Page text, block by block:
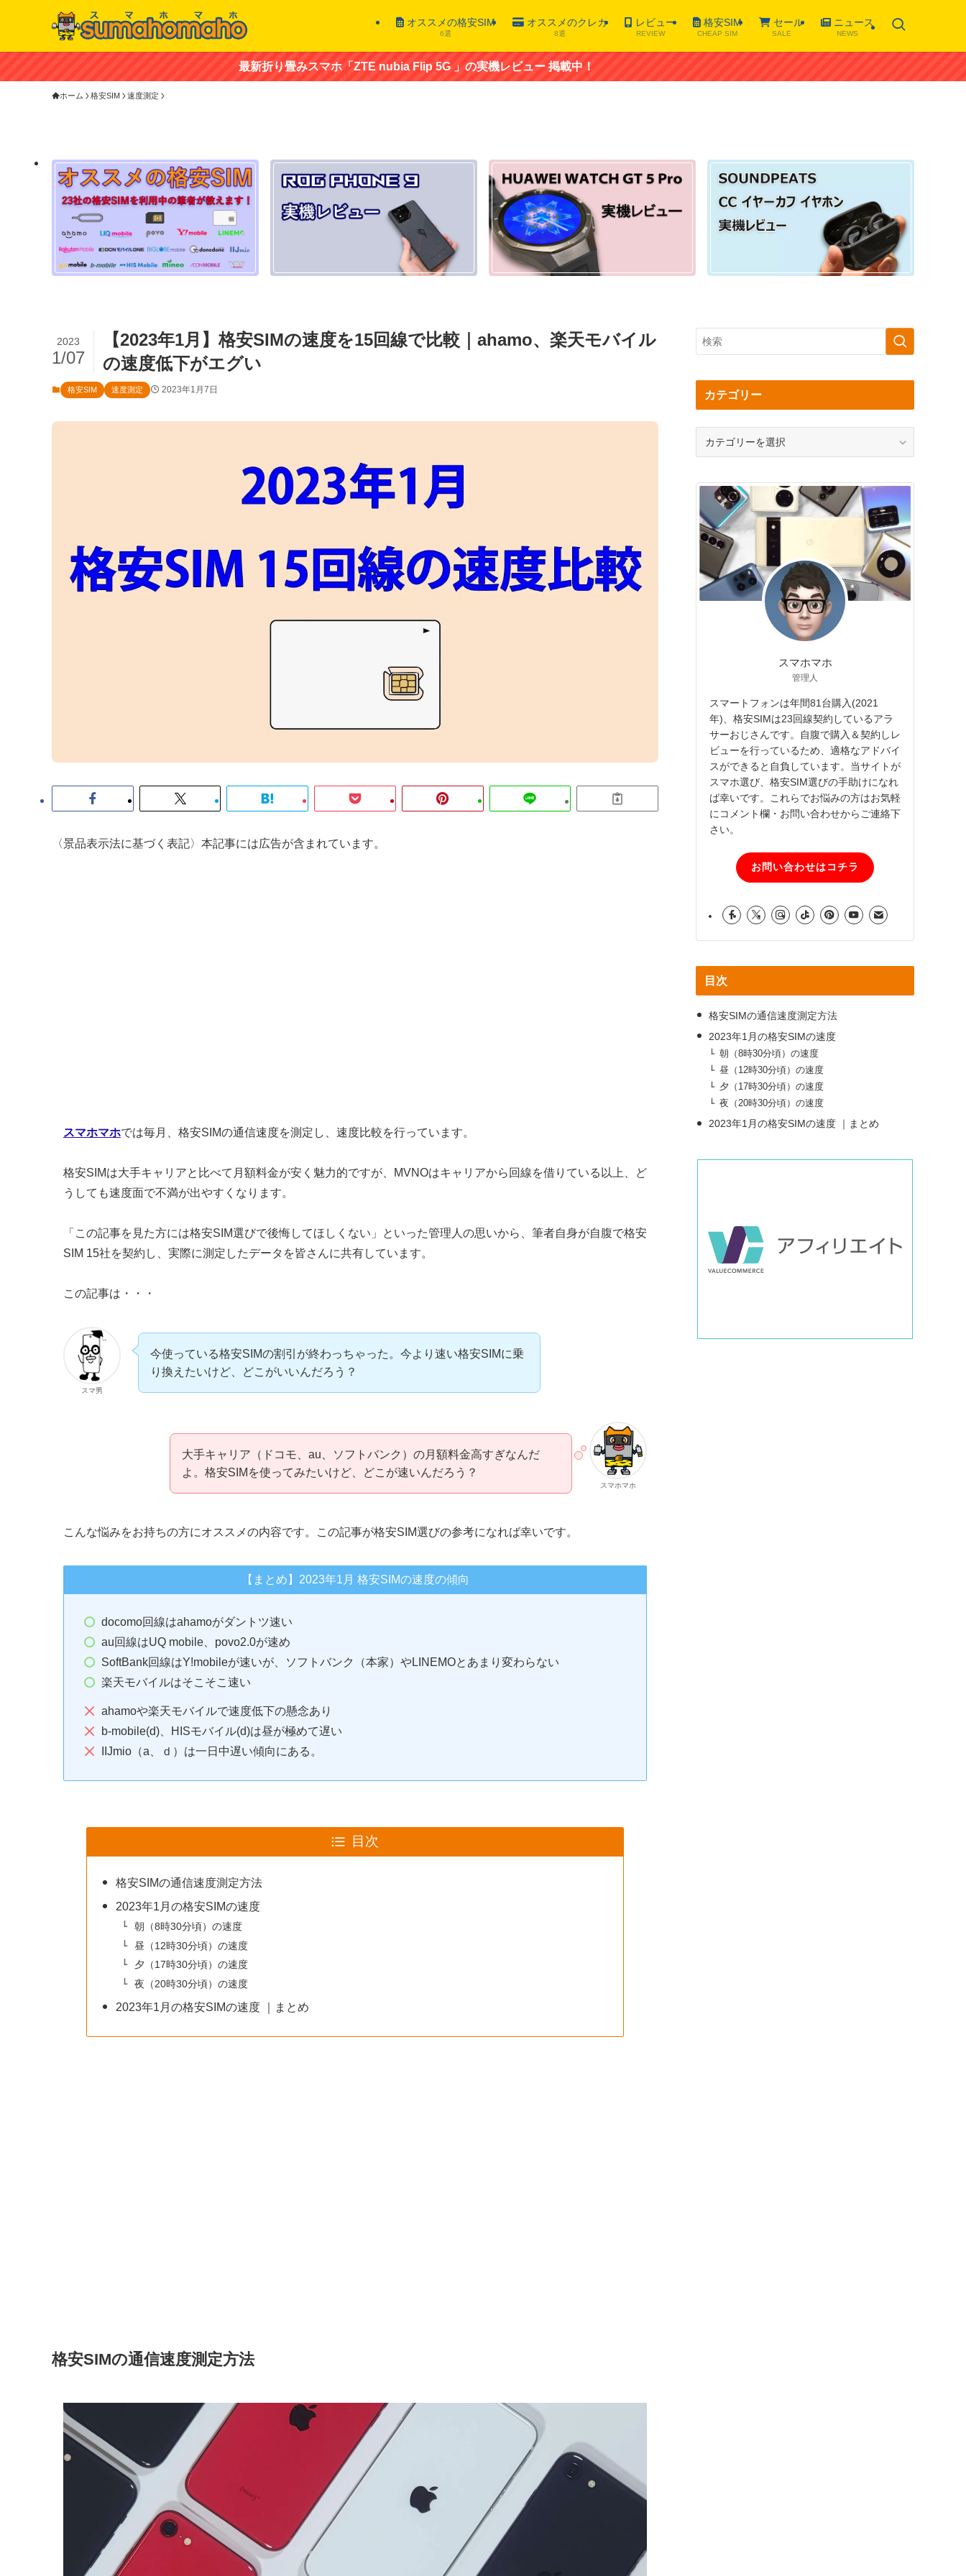
オススメの格安SIM
6選
オススメのクレカ
8選
レビュー
REVIEW
格安SIM
CHEAP SIM
セール
SALE
ニュース
NEWS
最新折り畳みスマホ「ZTE nubia Flip 5G 」の実機レビュー 掲載中！
ホーム 格安SIM 速度測定
【2023年1月】格安SIMの速度を15回線で比較｜ahamo、楽天モバイル
の速度低下がエグい
2023
1/07
格安SIM 速度測定 2023年1月7日
〈景品表示法に基づく表記〉本記事には広告が含まれています。
スマホマホでは毎月、格安SIMの通信速度を測定し、速度比較を行っています。
格安SIMは大手キャリアと比べて月額料金が安く魅力的ですが、MVNOはキャリアから回線を借りている以上、ど
うしても速度面で不満が出やすくなります。
「この記事を見た方には格安SIM選びで後悔してほしくない」といった管理人の思いから、筆者自身が自腹で格安
SIM 15社を契約し、実際に測定したデータを皆さんに共有しています。
この記事は・・・
スマ男
今使っている格安SIMの割引が終わっちゃった。今より速い格安SIMに乗
り換えたいけど、どこがいいんだろう？
スマホマホ
大手キャリア（ドコモ、au、ソフトバンク）の月額料金高すぎなんだ
よ。格安SIMを使ってみたいけど、どこが速いんだろう？
こんな悩みをお持ちの方にオススメの内容です。この記事が格安SIM選びの参考になれば幸いです。
【まとめ】2023年1月 格安SIMの速度の傾向
docomo回線はahamoがダントツ速い
au回線はUQ mobile、povo2.0が速め
SoftBank回線はY!mobileが速いが、ソフトバンク（本家）やLINEMOとあまり変わらない
楽天モバイルはそこそこ速い
ahamoや楽天モバイルで速度低下の懸念あり
b-mobile(d)、HISモバイル(d)は昼が極めて遅い
IIJmio（a、ｄ）は一日中遅い傾向にある。
目次
格安SIMの通信速度測定方法
2023年1月の格安SIMの速度
朝（8時30分頃）の速度
昼（12時30分頃）の速度
夕（17時30分頃）の速度
夜（20時30分頃）の速度
2023年1月の格安SIMの速度 ｜まとめ
格安SIMの通信速度測定方法
カテゴリー
リ
スマホマホ
管理人
スマートフォンは年間81台購入(2021
年)、格安SIMは23回線契約しているアラ
サーおじさんです。自腹で購入＆契約しレ
ビューを行っているため、適格なアドバイ
スができると自負しています。当サイトが
スマホ選び、格安SIM選びの手助けになれ
ば幸いです。これらでお悩みの方はお気軽
にコメント欄・お問い合わせからご連絡下
さい。
お問い合わせはコチラ
目次
格安SIMの通信速度測定方法
2023年1月の格安SIMの速度
朝（8時30分頃）の速度
昼（12時30分頃）の速度
夕（17時30分頃）の速度
夜（20時30分頃）の速度
2023年1月の格安SIMの速度 ｜まとめ